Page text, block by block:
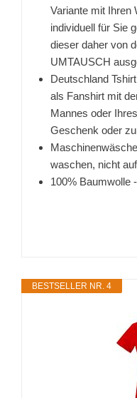
Variante mit Ihren
individuell für Sie
dieser daher von
UMTAUSCH
Deutschland
als Fanshirt mit
Mannes oder
Geschenk oder
waschen, nicht
100% Baumwolle
BESTSELLER NR. 4